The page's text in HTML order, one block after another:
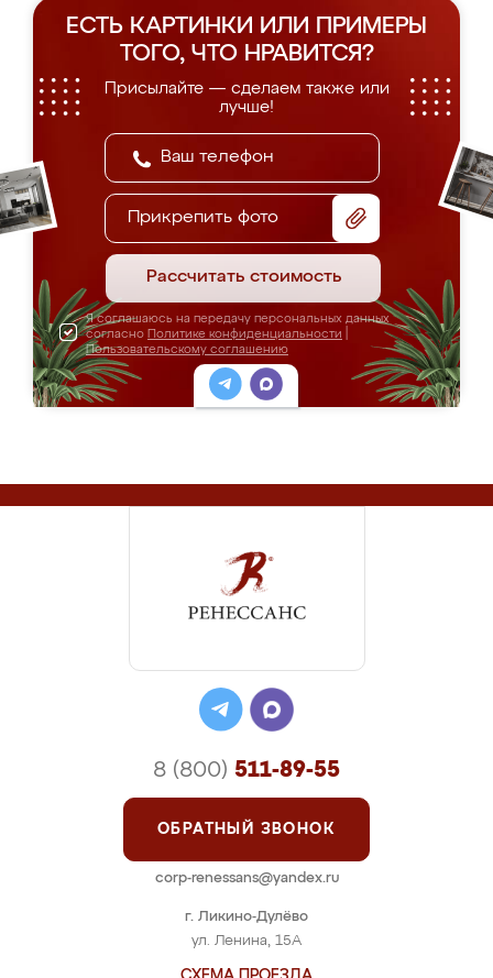
ЕСТЬ КАРТИНКИ ИЛИ ПРИМЕРЫ
ТОГО, ЧТО НРАВИТСЯ?
Присылайте — сделаем также или
лучше!
Прикрепить фото
Рассчитать стоимость
Я соглашаюсь на передачу персональных данных
согласно Политике конфиденциальности
Пользовательскому соглашению
г. Ликино-Дулёво
ул. Ленина, 15А
8 (800) 511-89-55
ОБРАТНЫЙ ЗВОНОК
corp-renessans@yandex.ru